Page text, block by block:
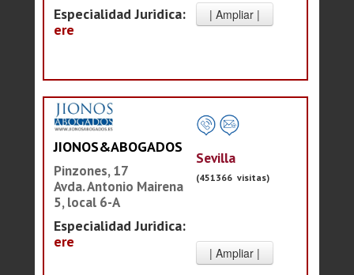
Especialidad Juridica:
ere
JIONOS&ABOGADOS
Pinzones, 17
Avda. Antonio Mairena
5, local 6-A
Especialidad Juridica:
ere
Sevilla
(451366 visitas)